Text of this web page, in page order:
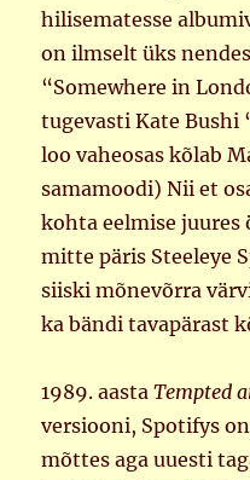
hilisematesse
on ilmselt üks
“Somewhere in
tugevasti Kate
loo vaheosas kõlab
samamoodi) Nii et
kohta eelmise juures
mitte päris Steeleye
siiski mõnevõrra
ka bändi tavapärast
1989. aastaTempted
versiooni, Spotifys
mõttes aga uuesti